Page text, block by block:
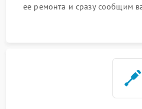
ее ремонта и сразу сообщим